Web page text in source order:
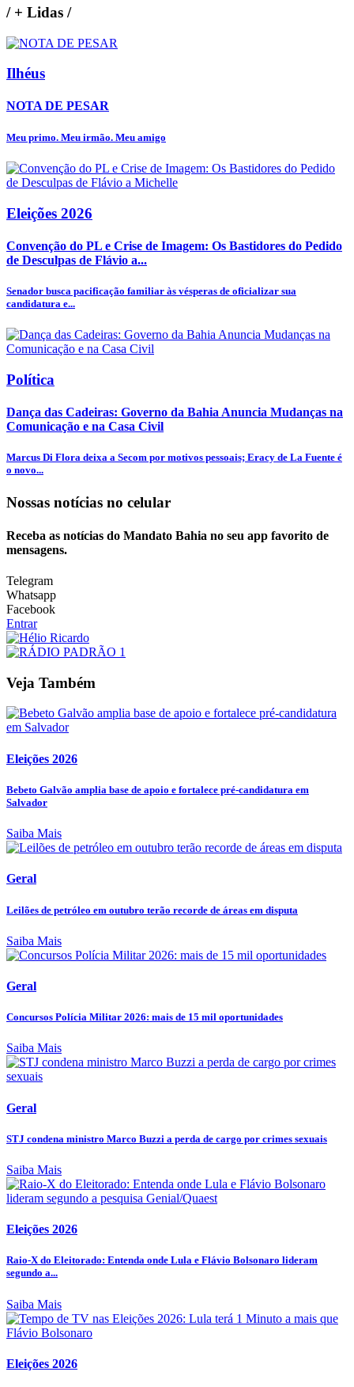
/+ Lidas /
Ilhéus
NOTA DE PESAR
Meu primo. Meu irmão. Meu amigo
Eleições 2026
Convenção do PL e Crise de Imagem: Os Bastidores do Pedido
de Desculpas de Flávio a...
Senador busca pacificação familiar às vésperas de oficializar sua
candidatura e...
Política
Dança das Cadeiras: Governo da Bahia Anuncia Mudanças na
Comunicação e na Casa Civil
Marcus Di Flora deixa a Secom por motivos pessoais; Eracy de La Fuente é
o novo...
Nossas notícias no celular
Receba as notícias do Mandato Bahia no seu app favorito de
mensagens.
Telegram
Whatsapp
Facebook
Entrar
Veja Também
Eleições 2026
Bebeto Galvão amplia base de apoio e fortalece pré-candidatura em
Salvador
Saiba Mais
Geral
Leilões de petróleo em outubro terão recorde de áreas em disputa
Saiba Mais
Geral
Concursos Polícia Militar 2026: mais de 15 mil oportunidades
Saiba Mais
Geral
STJ condena ministro Marco Buzzi a perda de cargo por crimes sexuais
Saiba Mais
Eleições 2026
Raio-X do Eleitorado: Entenda onde Lula e Flávio Bolsonaro lideram
segundo a...
Saiba Mais
Eleições 2026